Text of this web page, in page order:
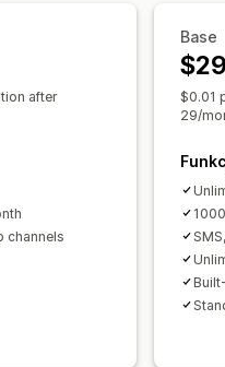
Śledzenie
Ankiety z
after
channels
Base
$0.01
29/